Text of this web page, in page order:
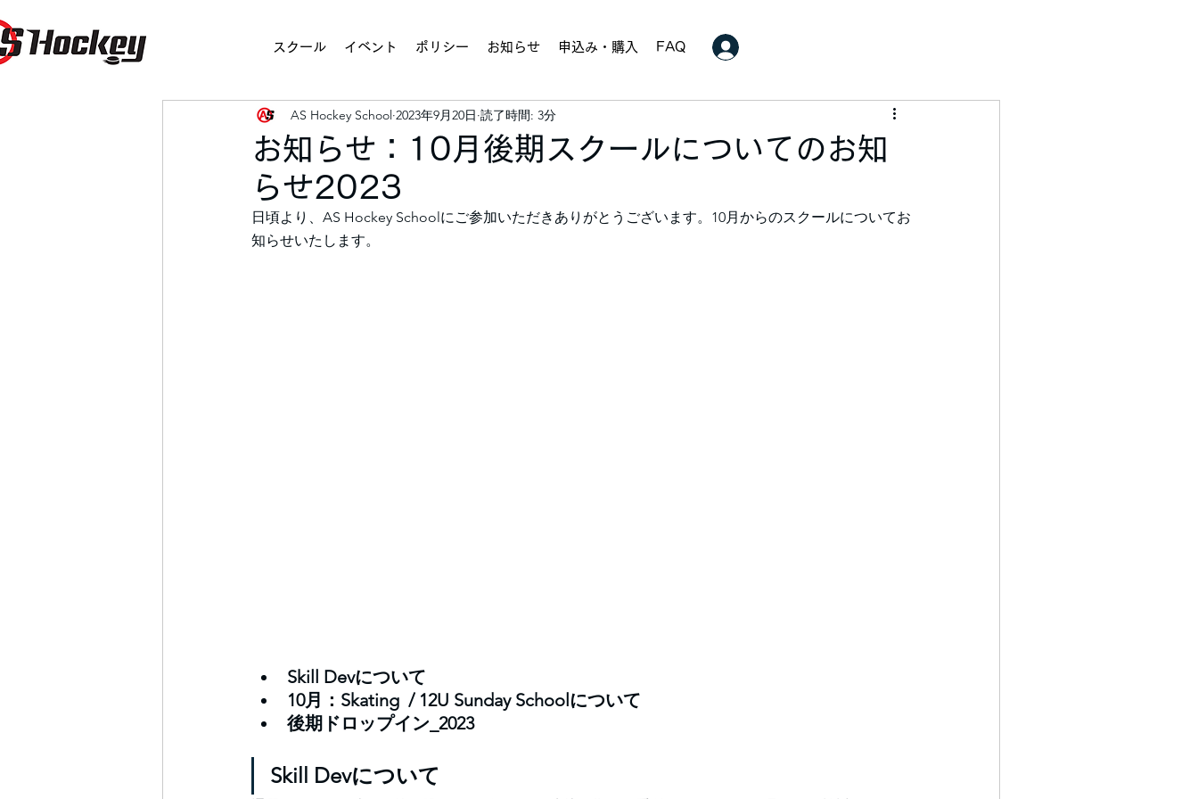
スクール イベント ポリシー お知らせ 申込み・購入 FAQ
お知らせ：10月後期スクールについてのお知
らせ2023
AS Hockey School 2023年9月20日 読了時間: 3分
日頃より、AS Hockey Schoolにご参加いただきありがとうございます。10月からのスクールについてお
知らせいたします。
Skill Devについて
10月：Skating  / 12U Sunday Schoolについて
後期ドロップイン_2023
Skill Devについて